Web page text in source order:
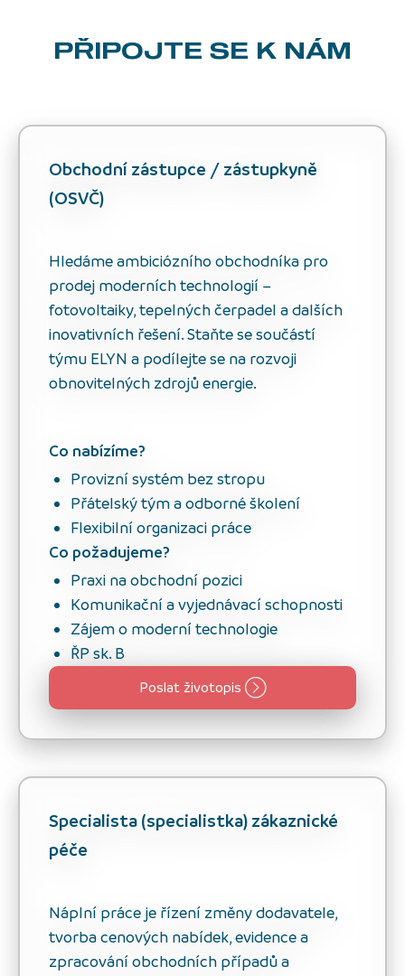
PŘIPOJTE SE K NÁM
Obchodní zástupce / zástupkyně
(OSVČ)
Hledáme ambiciózního obchodníka pro
prodej moderních technologií –
fotovoltaiky, tepelných čerpadel a dalších
inovativních řešení. Staňte se součástí
týmu ELYN a podílejte se na rozvoji
obnovitelných zdrojů energie.
Co nabízíme?
Provizní systém bez stropu
Přátelský tým a odborné školení
Flexibilní organizaci práce
Co požadujeme?
Praxi na obchodní pozici
Komunikační a vyjednávací schopnosti
Zájem o moderní technologie
ŘP sk. B
Poslat životopis
Specialista (specialistka) zákaznické
péče
Náplní práce je řízení změny dodavatele,
tvorba cenových nabídek, evidence a
zpracování obchodních případů a